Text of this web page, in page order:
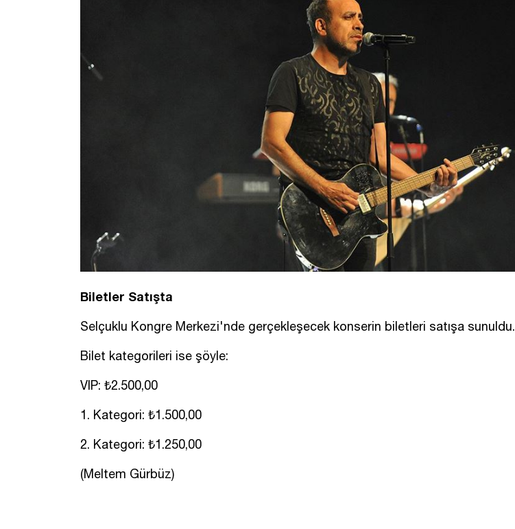
Biletler Satışta
Selçuklu Kongre Merkezi'nde gerçekleşecek konserin biletleri satışa sunuldu.
Bilet kategorileri ise şöyle:
VIP: ₺2.500,00
1. Kategori: ₺1.500,00
2. Kategori: ₺1.250,00
(Meltem Gürbüz)